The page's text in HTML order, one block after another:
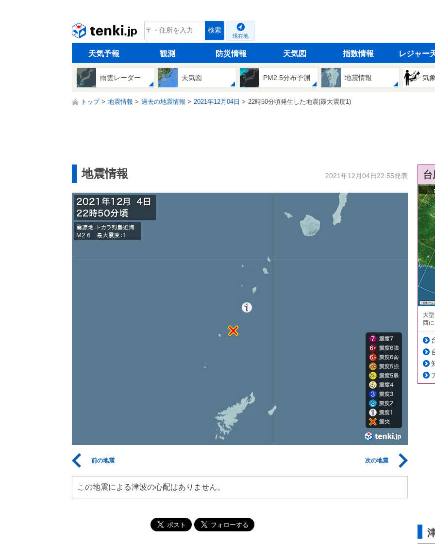
tenki.jp 検索
現在地
天気予報 観測 防災情報 天気図 指数情報 レジャー
雨雲レーダー 天気図 PM2.5分布予測 地震情報 気
トップ 地震情報 過去の地震情報 2021年12月04日 22時50分頃発生した地震(最大震度1)
地震情報 2021年12月04日22:55発表
前の地震 次の地震
この地震による津波の心配はありません。
大
西